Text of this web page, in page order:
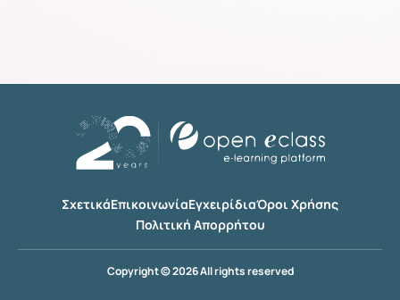
ΣχετικάΕπικοινωνίαΕγχειρίδιαΌροι Χρήσης
Πολιτική Απορρήτου
Copyright © 2026 All rights reserved